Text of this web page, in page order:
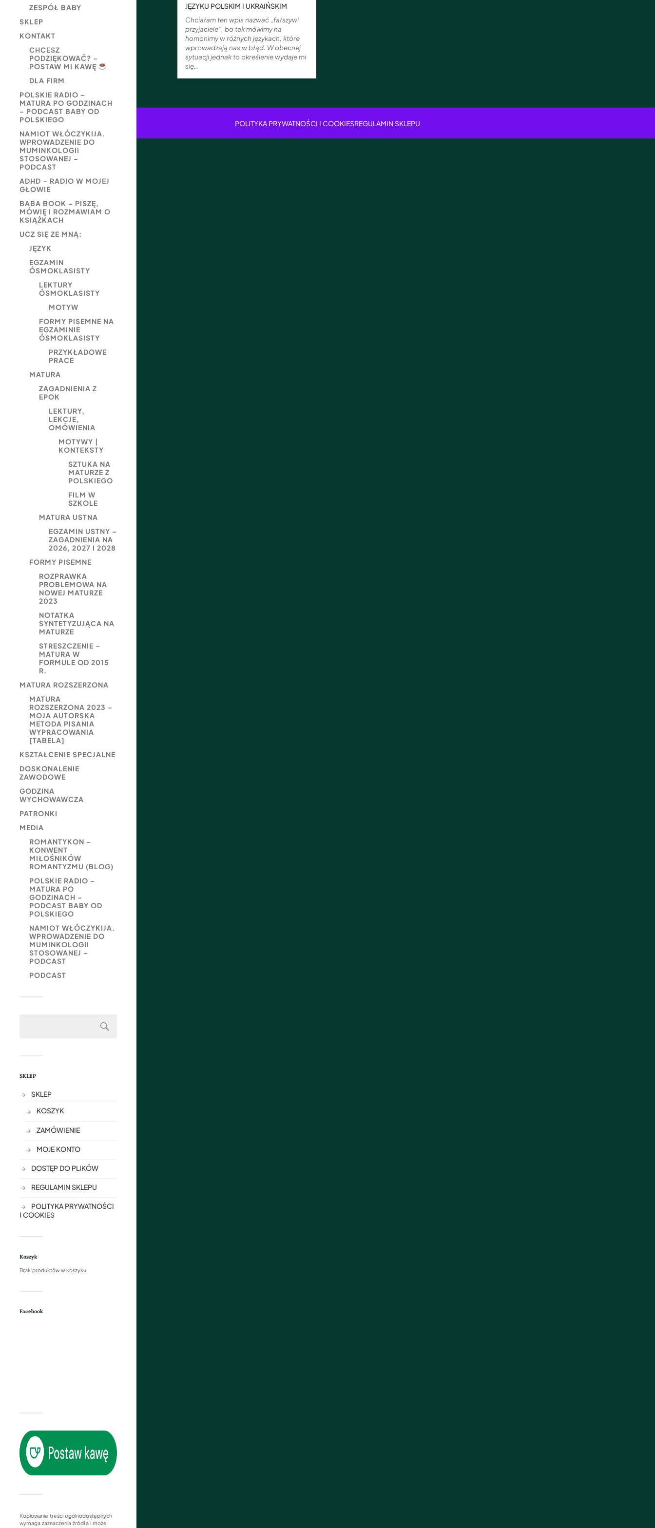
ZESPÓŁ BABY
SKLEP
KONTAKT
CHCESZ
PODZIĘKOWAĆ? –
POSTAW MI KAWĘ
DLA FIRM
POLSKIE RADIO –
MATURA PO GODZINACH
– PODCAST BABY OD
POLSKIEGO
NAMIOT WŁÓCZYKIJA.
WPROWADZENIE DO
MUMINKOLOGII
STOSOWANEJ –
PODCAST
ADHD – RADIO W MOJEJ
GŁOWIE
BABA BOOK – PISZĘ,
MÓWIĘ I ROZMAWIAM O
KSIĄŻKACH
UCZ SIĘ ZE MNĄ:
JĘZYK
EGZAMIN
ÓSMOKLASISTY
LEKTURY
ÓSMOKLASISTY
MOTYW
FORMY PISEMNE NA
EGZAMINIE
ÓSMOKLASISTY
PRZYKŁADOWE
PRACE
MATURA
ZAGADNIENIA Z
EPOK
LEKTURY,
LEKCJE,
OMÓWIENIA
MOTYWY |
KONTEKSTY
SZTUKA NA
MATURZE Z
POLSKIEGO
FILM W
SZKOLE
MATURA USTNA
EGZAMIN USTNY –
ZAGADNIENIA NA
2026, 2027 I 2028
FORMY PISEMNE
ROZPRAWKA
PROBLEMOWA NA
NOWEJ MATURZE
2023
NOTATKA
SYNTETYZUJĄCA NA
MATURZE
STRESZCZENIE –
MATURA W
FORMULE OD 2015
R.
MATURA ROZSZERZONA
MATURA
ROZSZERZONA 2023 –
MOJA AUTORSKA
METODA PISANIA
WYPRACOWANIA
[TABELA]
KSZTAŁCENIE SPECJALNE
DOSKONALENIE
ZAWODOWE
GODZINA
WYCHOWAWCZA
PATRONKI
MEDIA
ROMANTYKON –
KONWENT
MIŁOŚNIKÓW
ROMANTYZMU (BLOG)
POLSKIE RADIO –
MATURA PO
GODZINACH –
PODCAST BABY OD
POLSKIEGO
NAMIOT WŁÓCZYKIJA.
WPROWADZENIE DO
MUMINKOLOGII
STOSOWANEJ –
PODCAST
PODCAST
SKLEP
SKLEP
KOSZYK
ZAMÓWIENIE
MOJE KONTO
DOSTĘP DO PLIKÓW
REGULAMIN SKLEPU
POLITYKA PRYWATNOŚCI
I COOKIES
Koszyk
Brak produktów w koszyku.
Facebook
Kopiowanie treści ogólnodostępnych
wymaga zaznaczenia źródła i może
JĘZYKU POLSKIM I UKRAIŃSKIM
Chciałam ten wpis nazwać „fałszywi
przyjaciele”, bo tak mówimy na
homonimy w różnych językach, które
wprowadzają nas w błąd. W obecnej
sytuacji jednak to określenie wydaje mi
się…
POLITYKA PRYWATNOŚCI I COOKIESREGULAMIN SKLEPU